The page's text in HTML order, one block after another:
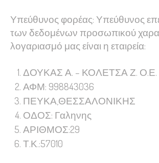
Υπεύθυνος φορέας: Υπεύθυνος
των δεδομένων προσωπικού
λογαριασμό μας είναι η εταιρεία:
ΔΟΥΚΑΣ Α. – ΚΟΛΕΤΣΑ Ζ. Ο.Ε.
ΑΦΜ: 998843036
ΠΕΥΚΑ,ΘΕΣΣΑΛΟΝΙΚΗΣ
ΟΔΟΣ: Γαληνης
ΑΡΙΘΜΟΣ:29
Τ.Κ.:57010
your
behavior